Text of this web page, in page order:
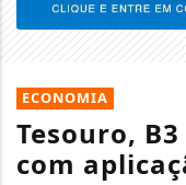
ECONOMIA
Tesouro,
com